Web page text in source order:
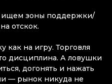
зоны поддержки/
отскок.
как на игру. Торговля
дисциплина. А ловушки
догонять и нажать
— рынок никуда не